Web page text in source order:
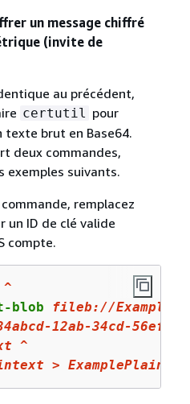
un message chiffré
(invite de
au précédent,
certutil pour
texte brut en Base64.
deux commandes,
exemples suivants.
remplacez
un ID de clé valide
compte.
^
blob
fileb://
-12ab-34cd-56ef-
^
>